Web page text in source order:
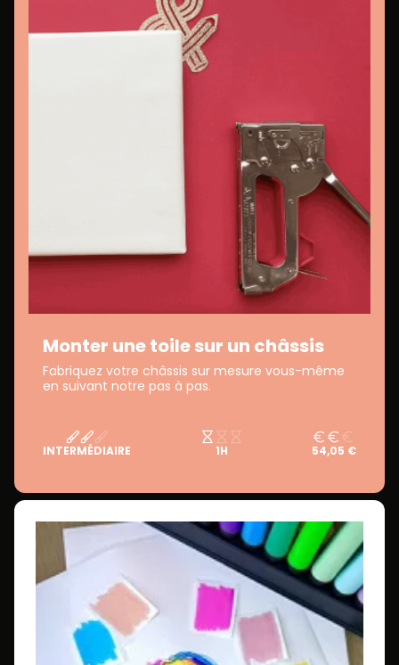
Monter une toile sur un châssis
Fabriquez votre châssis sur mesure vous-même
en suivant notre pas à pas.
INTERMÉDIAIRE 1H 54,05 €